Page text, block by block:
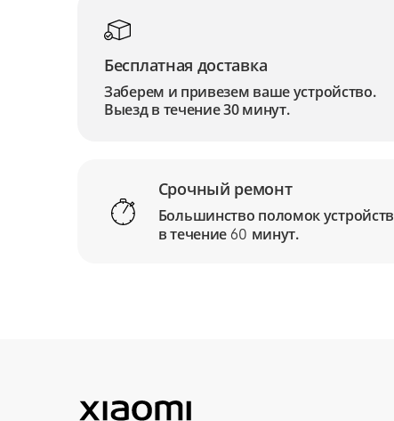
Бесплатная доставка
Заберем и привезем ваше устройство.
Выезд в течение 30 минут.
Срочный ремонт
Большинство поломок устройств
в течение 60 минут.